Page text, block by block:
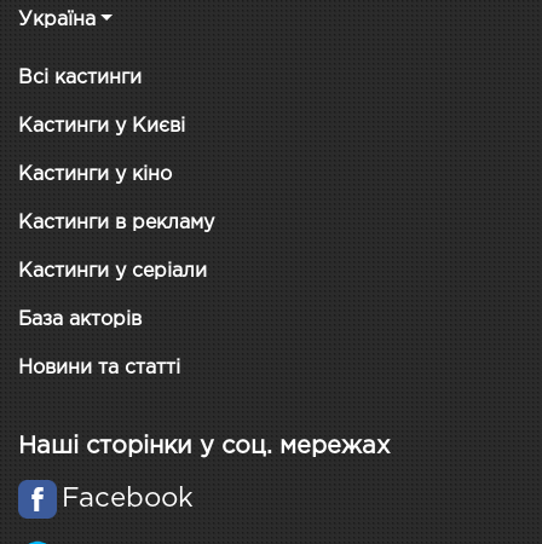
Україна
Всі кастинги
Кастинги у Києві
Кастинги у кіно
Кастинги в рекламу
Кастинги у серіали
База акторів
Новини та статті
Наші сторінки у соц. мережах
Facebook